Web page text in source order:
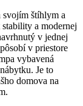
svojím štíhlym a
a modernej
v jednej
v priestore
vybavená
Je to
domova na